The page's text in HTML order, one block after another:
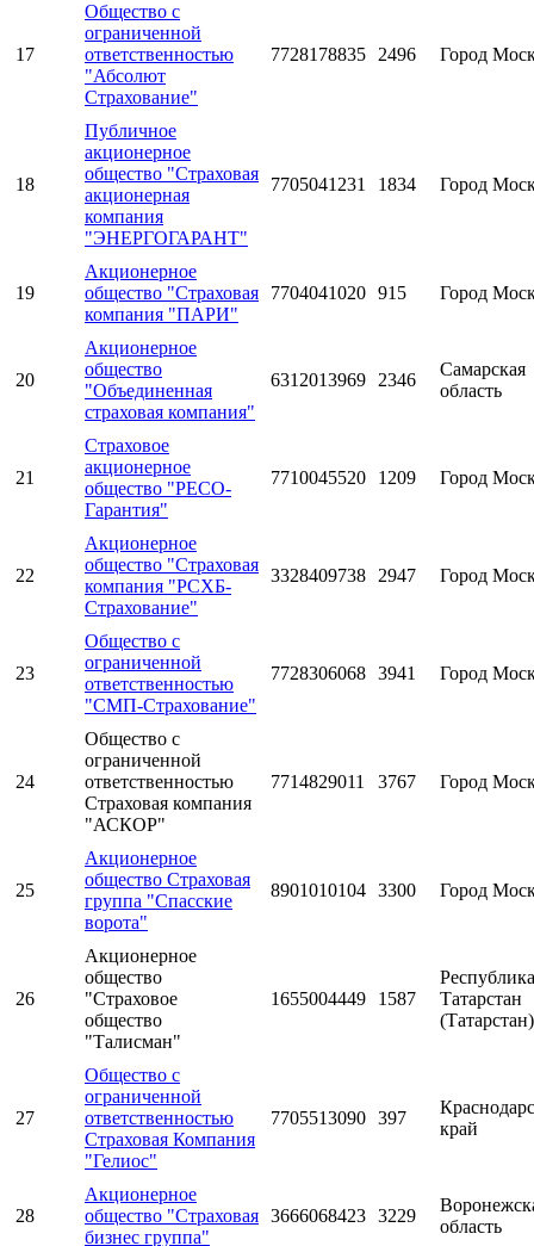
17
Общество с
ограниченной
ответственностью
"Абсолют
Страхование"
7728178835 2496 Город
18
Публичное
акционерное
общество "Страховая
акционерная
компания
"ЭНЕРГОГАРАНТ"
7705041231 1834 Город
19
Акционерное
общество "Страховая
компания "ПАРИ"
7704041020 915 Город
20
Акционерное
общество
"Объединенная
страховая компания"
6312013969 2346
Самарская
область
21
Страховое
акционерное
общество "РЕСО-
Гарантия"
7710045520 1209 Город
22
Акционерное
общество "Страховая
компания "РСХБ-
Страхование"
3328409738 2947 Город
23
Общество с
ограниченной
ответственностью
"СМП-Страхование"
7728306068 3941 Город
24
Общество с
ограниченной
ответственностью
Страховая компания
"АСКОР"
7714829011 3767 Город
25
Акционерное
общество Страховая
группа "Спасские
ворота"
8901010104 3300 Город
26
Акционерное
общество
"Страховое
общество
"Талисман"
1655004449 1587
Республика
Татарстан
(Татарстан)
27
Общество с
ограниченной
ответственностью
Страховая Компания
"Гелиос"
7705513090 397
край
28
Акционерное
общество "Страховая
бизнес группа"
3666068423 3229
область